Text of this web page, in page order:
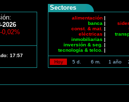
2026
-0,02%
17:57
Sectores
alimentación |
banca |
const. & mat. |
eléctricas |
inmobiliarias |
inversión & seg. |
tecnología & telco. |
Hoy 5 d. 6 m. 1 año